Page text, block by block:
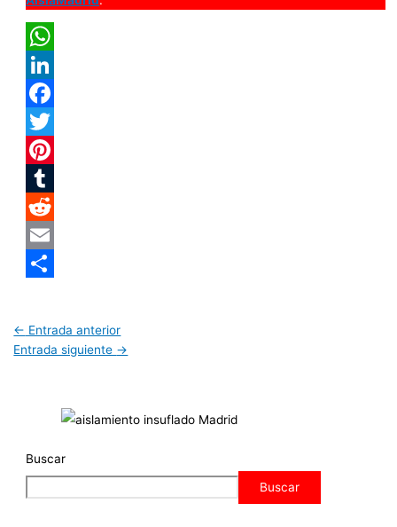
WhatsApp
LinkedIn
Facebook
Twitter
Pinterest
Tumblr
Reddit
Email
← Entrada anterior
Entrada siguiente →
Buscar
Buscar